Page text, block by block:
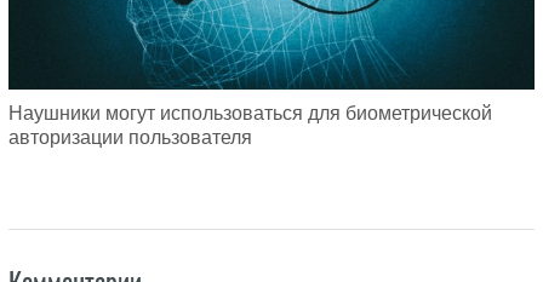
Наушники могут использоваться для биометрической
авторизации пользователя